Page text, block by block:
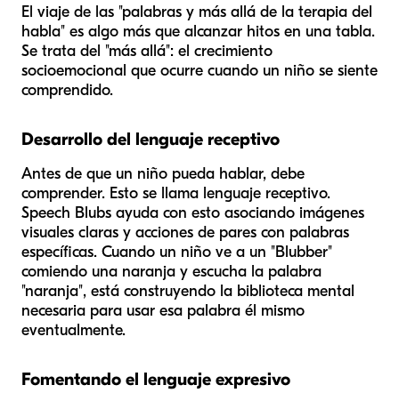
El viaje de las "palabras y más allá de la terapia del
habla" es algo más que alcanzar hitos en una tabla.
Se trata del "más allá": el crecimiento
socioemocional que ocurre cuando un niño se siente
comprendido.
Desarrollo del lenguaje receptivo
Antes de que un niño pueda hablar, debe
comprender. Esto se llama lenguaje receptivo.
Speech Blubs ayuda con esto asociando imágenes
visuales claras y acciones de pares con palabras
específicas. Cuando un niño ve a un "Blubber"
comiendo una naranja y escucha la palabra
"naranja", está construyendo la biblioteca mental
necesaria para usar esa palabra él mismo
eventualmente.
Fomentando el lenguaje expresivo